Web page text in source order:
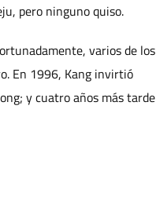
pero ninguno quiso.
varios de los
En 1996, Kang invirtió
y cuatro años más tarde